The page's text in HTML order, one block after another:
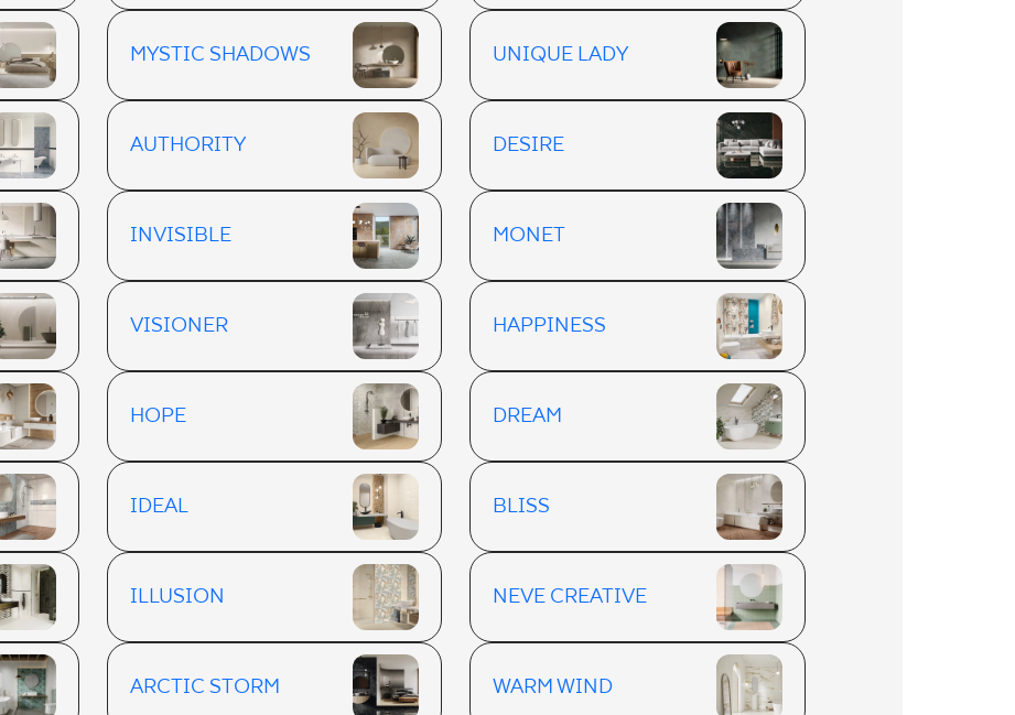
MYSTIC SHADOWS UNIQUE LADY
AUTHORITY DESIRE
INVISIBLE MONET
VISIONER HAPPINESS
HOPE DREAM
IDEAL BLISS
ILLUSION NEVE CREATIVE
ARCTIC STORM WARM WIND